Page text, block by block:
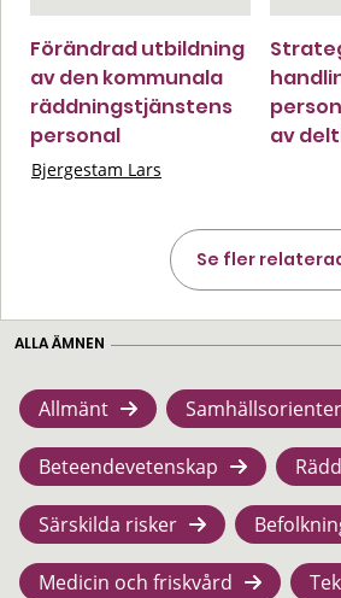
Förändrad utbildning
av den kommunala
räddningstjänstens
personal
Bjergestam Lars
av
Se fler
ALLA ÄMNEN
Allmänt
Beteendevetenskap
Särskilda risker
Medicin och friskvård